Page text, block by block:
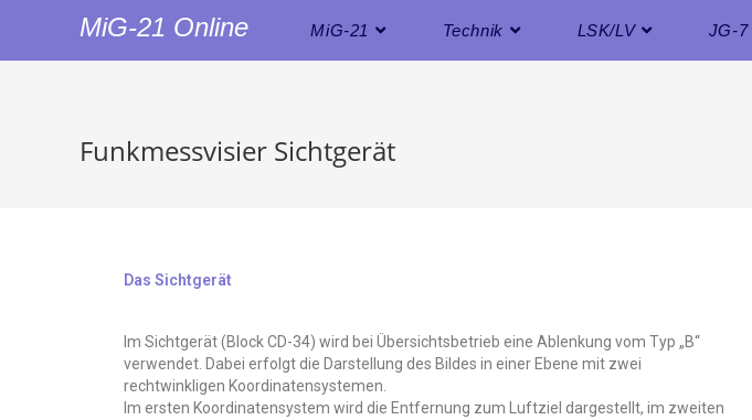
MiG-21 Online MiG-21 Technik LSK/LV JG-7
Funkmessvisier Sichtgerät
Das Sichtgerät
Im Sichtgerät (Block CD-34) wird bei Übersichtsbetrieb eine Ablenkung vom Typ „B“
verwendet. Dabei erfolgt die Darstellung des Bildes in einer Ebene mit zwei
rechtwinkligen Koordinatensystemen.
Im ersten Koordinatensystem wird die Entfernung zum Luftziel dargestellt, im zweiten